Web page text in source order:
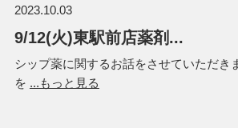
2023.10.03
9/12(火)東駅前店薬剤...
シップ薬に関するお話をさせていただ
を ...もっと見る